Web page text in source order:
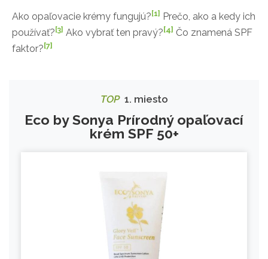
Ako opaľovacie krémy fungujú? [1] Prečo, ako a kedy ich
používať? [3] Ako vybrať ten pravý? [4] Čo znamená SPF
faktor? [7]
TOP1. miesto
Eco by Sonya Prírodný opaľovací
krém SPF 50+